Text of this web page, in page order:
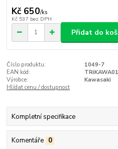
Kč 650/ks
Kč 537 bez DPH
Přidat do
Číslo produktu:
1049-7
EAN kód:
TRiKAWA01
Výrobce:
Kawasaki
Hlídat cenu / dostupnost
Kompletní specifikace
Komentáře 0